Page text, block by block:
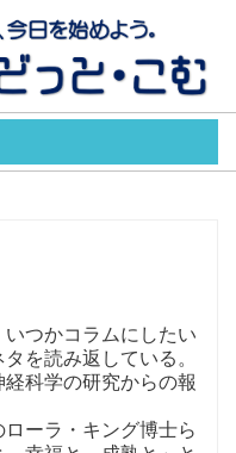
つかコラムにしたい
を読み返している。
科学の研究からの報
ーラ・キング博士ら